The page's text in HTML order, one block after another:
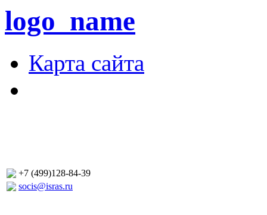
logo_name
Карта сайта
+7 (499)128-84-39
socis@isras.ru